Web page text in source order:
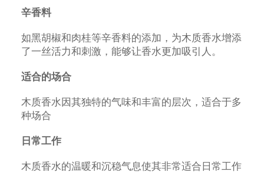
辛香料
如黑胡椒和肉桂等辛香料的添加，为木质香水增添
了一丝活力和刺激，能够让香水更加吸引人。
适合的场合
木质香水因其独特的气味和丰富的层次，适合于多
种场合
日常工作
木质香水的温暖和沉稳气息使其非常适合日常工作